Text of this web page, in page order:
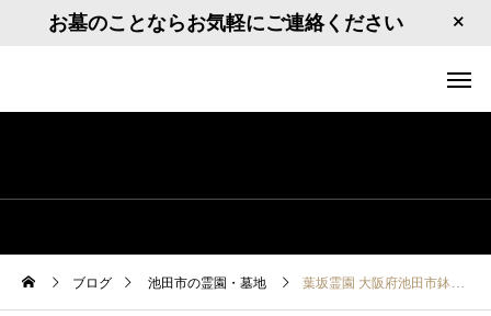
お墓のことならお気軽にご連絡ください
ブログ 池田市の霊園・墓地 葉坂霊園 大阪府池田市鉢塚3丁目９